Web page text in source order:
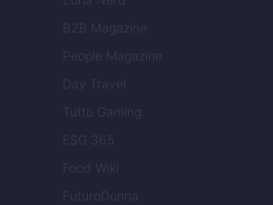
B2B Magazine
People Magazine
Day Travel
Tutto Gaming
ESG 365
Food Wiki
FuturoDonna